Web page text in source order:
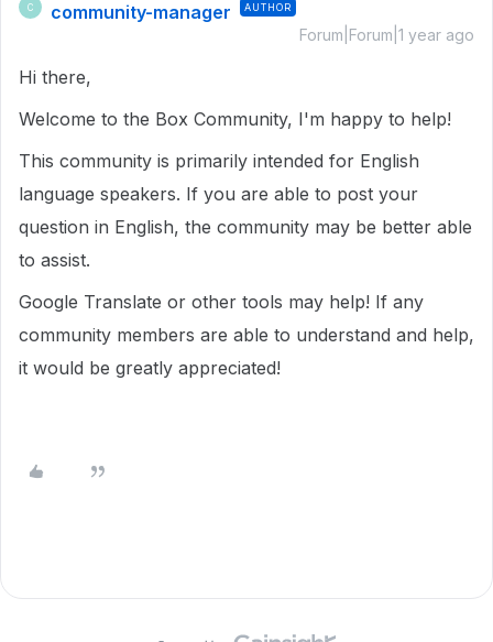
C community-manager AUTHOR
Forum|Forum|1 year ago
Hi there,
Welcome to the Box Community, I'm happy to help!
This community is primarily intended for English
language speakers. If you are able to post your
question in English, the community may be better able
to assist.
Google Translate or other tools may help! If any
community members are able to understand and help,
it would be greatly appreciated!